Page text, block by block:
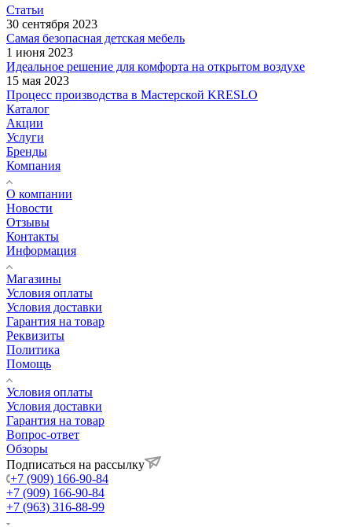
Статьи
30 сентября 2023
Самая безопасная детская мебель
1 июня 2023
Идеальное решение для комфорта на открытом воздухе
15 мая 2023
Процесс производства в Мастерской KRESLO
Каталог
Акции
Услуги
Бренды
Компания
О компании
Новости
Отзывы
Контакты
Информация
Магазины
Условия оплаты
Условия доставки
Гарантия на товар
Реквизиты
Политика
Помощь
Условия оплаты
Условия доставки
Гарантия на товар
Вопрос-ответ
Обзоры
Подписаться на рассылку
+7 (909) 166-90-84
+7 (909) 166-90-84
+7 (963) 316-88-99